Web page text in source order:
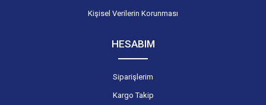
Kişisel Verilerin Korunması
HESABIM
Siparişlerim
Kargo Takip